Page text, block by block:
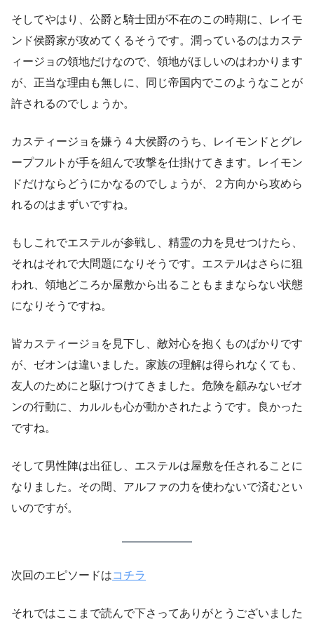
そしてやはり、公爵と騎士団が不在のこの時期に、レイモ
ンド侯爵家が攻めてくるそうです。潤っているのはカステ
ィージョの領地だけなので、領地がほしいのはわかります
が、正当な理由も無しに、同じ帝国内でこのようなことが
許されるのでしょうか。
カスティージョを嫌う４大侯爵のうち、レイモンドとグレ
ープフルトが手を組んで攻撃を仕掛けてきます。レイモン
ドだけならどうにかなるのでしょうが、２方向から攻めら
れるのはまずいですね。
もしこれでエステルが参戦し、精霊の力を見せつけたら、
それはそれで大問題になりそうです。エステルはさらに狙
われ、領地どころか屋敷から出ることもままならない状態
になりそうですね。
皆カスティージョを見下し、敵対心を抱くものばかりです
が、ゼオンは違いました。家族の理解は得られなくても、
友人のためにと駆けつけてきました。危険を顧みないゼオ
ンの行動に、カルルも心が動かされたようです。良かった
ですね。
そして男性陣は出征し、エステルは屋敷を任されることに
なりました。その間、アルファの力を使わないで済むとい
いのですが。
次回のエピソードはコチラ
それではここまで読んで下さってありがとうございました